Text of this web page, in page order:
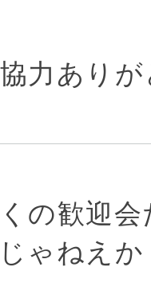
力あり
の歓迎
ゃねえか